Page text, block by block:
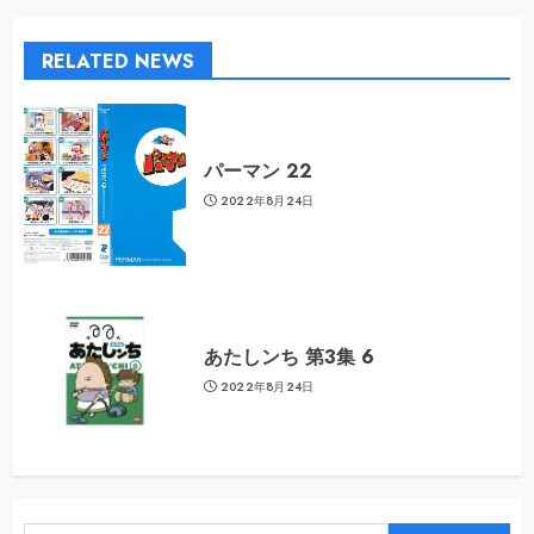
RELATED NEWS
パーマン 22
2022年8月24日
あたしンち 第3集 6
2022年8月24日